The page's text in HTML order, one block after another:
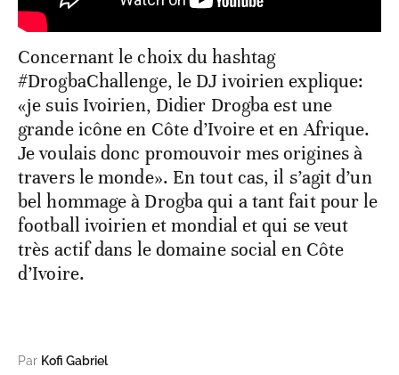
Concernant le choix du hashtag
#DrogbaChallenge, le DJ ivoirien explique:
«je suis Ivoirien, Didier Drogba est une
grande icône en Côte d’Ivoire et en Afrique.
Je voulais donc promouvoir mes origines à
travers le monde». En tout cas, il s’agit d’un
bel hommage à Drogba qui a tant fait pour le
football ivoirien et mondial et qui se veut
très actif dans le domaine social en Côte
d’Ivoire.
Par Kofi Gabriel